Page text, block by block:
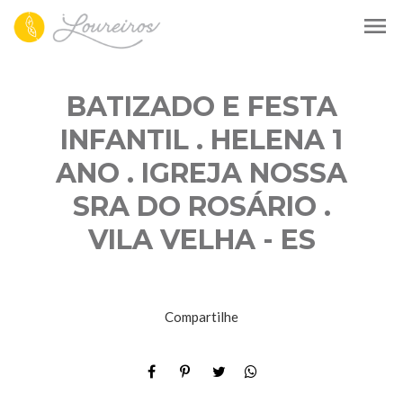
menu
BATIZADO E FESTA
INFANTIL . HELENA 1
ANO . IGREJA NOSSA
SRA DO ROSÁRIO .
VILA VELHA - ES
Compartilhe